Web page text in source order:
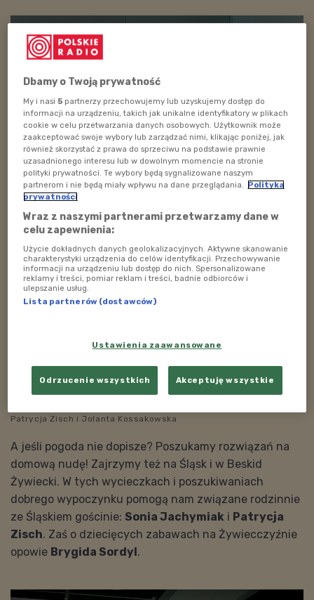
Patrycja Zisch i Jolanta Kossakowska
A jeśli pogoda nie dopisze? Poszukamy rozwiązań na
domową nudę! Zajrzymy też na Śląsk i w Beskid
Żywiecki. W tych wycieczkach i poszukiwaniach
dobrego wypoczynku pomogą nam związane rodzinnie
ze Śląskiem gościnie: Sonia Jachymiak i Patrycja
Zisch. Zaś o dziecięcych zabawach na Żywiecczyźnie
opowie Brygida Sordyl .
Dbamy o Twoją prywatność
My i nasi5 partnerzy przechowujemy lub uzyskujemy dostęp do
informacji na urządzeniu, takich jak unikalne identyfikatory w plikach
cookie w celu przetwarzania danych osobowych. Użytkownik może
zaakceptować swoje wybory lub zarządzać nimi, klikając poniżej, jak
również skorzystać z prawa do sprzeciwu na podstawie prawnie
uzasadnionego interesu lub w dowolnym momencie na stronie
polityki prywatności. Te wybory będą sygnalizowane naszym
partnerom i nie będą miały wpływu na dane przeglądania.
Polityka
prywatności
Wraz z naszymi partnerami przetwarzamy dane w
celu zapewnienia:
Użycie dokładnych danych geolokalizacyjnych. Aktywne skanowanie
charakterystyki urządzenia do celów identyfikacji. Przechowywanie
informacji na urządzeniu lub dostęp do nich. Spersonalizowane
reklamy i treści, pomiar reklam i treści, badnie odbiorców i
ulepszanie usług.
Lista partnerów (dostawców)
Ustawienia zaawansowane
Odrzucenie wszystkich Akceptuję wszystkie